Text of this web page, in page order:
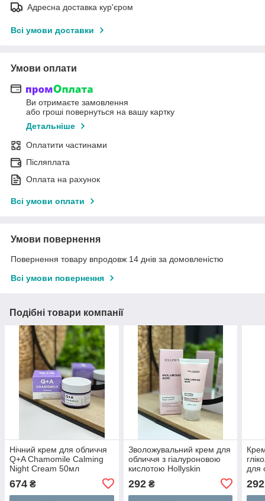
Адресна доставка кур'єром
Всі умови доставки
Умови оплати
Ви отримаєте замовлення
або гроші повернуться на вашу картку
Детальніше
Оплатити частинами
Післяплата
Оплата на рахунок
Всі умови оплати
Умови повернення
Повернення товару впродовж 14 днів за домовленістю
Всі умови повернення
Подібні товари компанії
Нічний крем для обличчя
Q+A Chamomile Calming
Night Cream 50мл
674 ₴
Зволожувальний крем для
обличчя з гіалуроновою
кислотою Hollyskin
292₴
для
292